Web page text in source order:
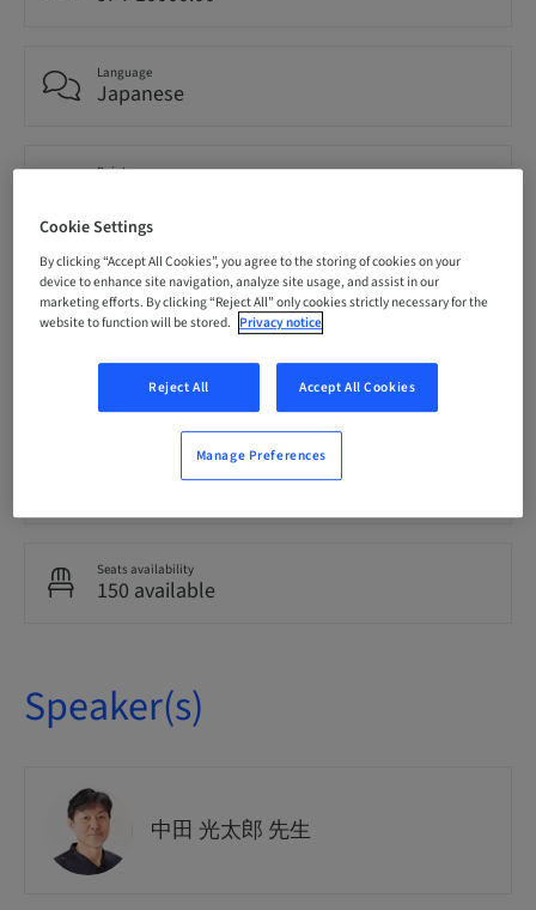
Language
Japanese
Points
Delivery method
Event
Audience
National
Marketing
Seats availability
150 available
Speaker(s)
中田 光太郎 先生
Cookie Settings
By clicking “Accept All Cookies”, you agree to the storing of cookies on your
device to enhance site navigation, analyze site usage, and assist in our
marketing efforts. By clicking “Reject All” only cookies strictly necessary for the
website to function will be stored. Privacy notice
Reject All Accept All Cookies
Manage Preferences